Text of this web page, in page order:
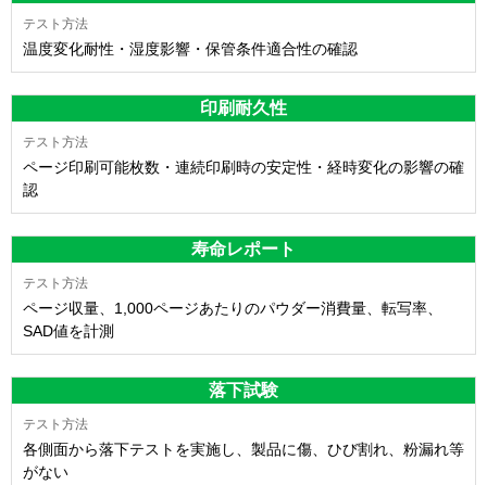
温度変化耐性・湿度影響・保管条件適合性の確認
印刷耐久性
ページ印刷可能枚数・連続印刷時の安定性・経時変化の影響の確
認
寿命レポート
ページ収量、1,000ページあたりのパウダー消費量、転写率、
SAD値を計測
落下試験
各側面から落下テストを実施し、製品に傷、ひび割れ、粉漏れ等
がない